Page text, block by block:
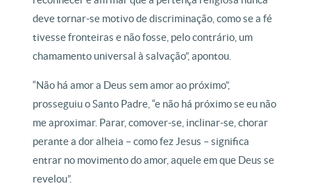
deve tornar-se motivo de discriminação, como se a fé
tivesse fronteiras e não fosse, pelo contrário, um
chamamento universal à salvação”, apontou.
“Não há amor a Deus sem amor ao próximo”,
prosseguiu o Santo Padre, “e não há próximo se eu não
me aproximar. Parar, comover-se, inclinar-se, chorar
perante a dor alheia – como fez Jesus – significa
entrar no movimento do amor, aquele em que Deus se
revelou”.